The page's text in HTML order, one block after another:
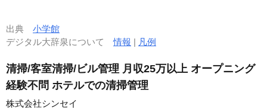
出典 小学館
デジタル大辞泉について情報 | 凡例
清掃/客室清掃/ビル管理 月収25万以上 オープニング
経験不問 ホテルでの清掃管理
株式会社シンセイ